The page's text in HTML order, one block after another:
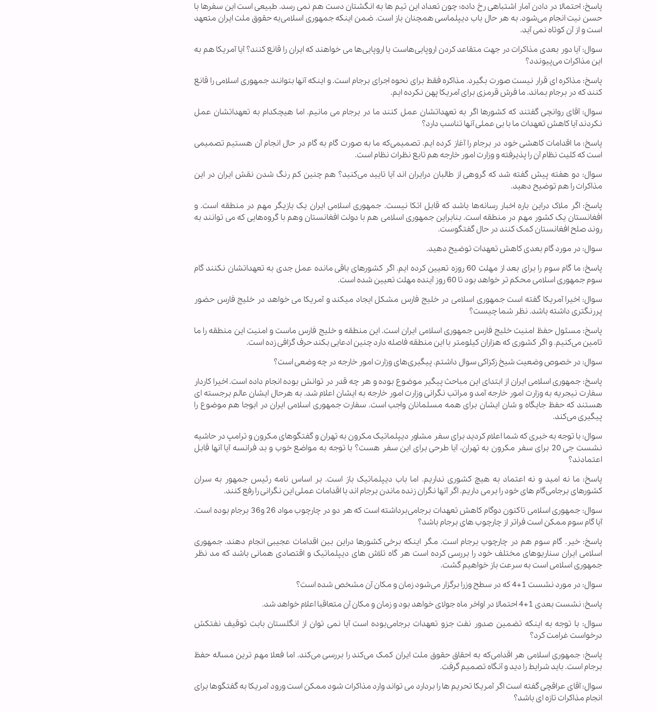
پاسخ: احتمالا در دادن آمار اشتباهی رخ داده؛ چون تعداد این تیم ها به انگشتان دست هم نمی رسد. طبیعی است این سفرها با
حسن نیت انجام می‌شود. به هر حال باب دیپلماسی همچنان باز است. ضمن اینکه جمهوری اسلامی‌به حقوق ملت ایران متعهد
است و از آن کوتاه نمی آید.
سوال: آیا دور بعدی مذاکرات در جهت متقاعد کردن اروپایی‌هاست یا اروپایی‌ها می خواهند که ایران را قانع کنند؟ آیا آمریکا هم به
این مذاکرات می‌پیوندد؟
پاسخ: مذاکره ای قرار نیست صورت بگیرد. مذاکره فقط برای نحوه اجرای برجام است. و اینکه آنها بتوانند جمهوری اسلامی را قانع
کنند که در برجام بماند. ما فرش قرمزی برای آمریکا پهن نکرده ایم.
سوال: آقای روانچی گفتند که کشورها اگر به تعهداتشان عمل کنند ما در برجام می مانیم. اما هیچکدام به تعهداتشان عمل
نکردند آیا کاهش تعهدات ما با بی عملی آنها تناسب دارد؟
پاسخ: ما اقدامات کاهشی خود در برجام را آغاز کرده ایم. تصمیمی‌که ما به صورت گام به گام در حال انجام آن هستیم تصمیمی
است که کلیت نظام آن را پذیرفته و وزارت امور خارجه هم تابع نظرات نظام است.
سوال: دو هفته پیش گفته شد که گروهی از طالبان درایران اند آیا تایید می‌کنید؟ هم چنین کم رنگ شدن نقش ایران در این
مذاکرات را هم توضیح دهید.
پاسخ: اگر ملاک دراین باره اخبار رسانه‌ها باشد که قابل اتکا نیست. جمهوری اسلامی ایران یک بازیگر مهم در منطقه است. و
افغانستان یک کشور مهم در منطقه است. بنابراین جمهوری اسلامی هم با دولت افغانستان وهم با گروه‌هایی که می توانند به
روند صلح افغانستان کمک کنند در حال گفتگوست.
سوال: در مورد گام بعدی کاهش تعهدات توضیح دهید.
پاسخ: ما گام سوم را برای بعد از مهلت 60 روزه تعیین کرده ایم. اگر کشورهای باقی مانده عمل جدی به تعهداتشان نکنند گام
سوم جمهوری اسلامی محکم تر خواهد بود تا 60 روز آینده مهلت تعیین شده است.
سوال: اخیرا آمریکا گفته است جمهوری اسلامی در خلیج فارس مشکل ایجاد میکند و آمریکا می خواهد در خلیج فارس حضور
پررنگتری داشته باشد. نظر شما چیست؟
پاسخ: مسئول حفظ امنیت خلیج فارس جمهوری اسلامی ایران است. این منطقه و خلیج فارس ماست و امنیت این منطقه را ما
تامین می‌کنیم. و اگر کشوری که هزاران کیلومتر با این منطقه فاصله دارد چنین ادعایی بکند حرف گزافی زده است.
سوال: در خصوص وضعیت شیخ زکزاکی سوال داشتم. پیگیری‌های وزارت امور خارجه در چه وضعی است؟
پاسخ: جمهوری اسلامی ایران از ابتدای این مباحث پیگیر موضوع بوده و هر چه قدر در توانش بوده انجام داده است. اخیرا کاردار
سفارت نیجریه به وزارت امور خارجه آمد و مراتب نگرانی وزارت امور خارجه به ایشان اعلام شد. به هرحال ایشان عالم برجسته ای
هستند که حفظ جایگاه و شان ایشان برای همه مسلمانان واجب است. سفارت جمهوری اسلامی ایران در ابوجا هم موضوع را
پیگیری می‌کند.
سوال: با توجه به خبری که شما اعلام کردید برای سفر مشاور دیپلماتیک مکرون به تهران و گفتگوهای مکرون و ترامپ در حاشیه
نشست جی 20 برای سفر مکرون به تهران، آیا طرحی برای این سفر هست؟ با توجه به مواضع خوب و بد فرانسه آیا آنها قابل
اعتمادند؟
پاسخ: ما نه امید و نه اعتماد به هیچ کشوری نداریم. اما باب دیپلماتیک باز است. بر اساس نامه رئیس جمهور به سران
کشورهای برجامی‌گام های خود را برمی داریم. اگر آنها نگران زنده ماندن برجام اند با اقدامات عملی این نگرانی را رفع کنند.
سوال: جمهوری اسلامی تاکنون دوگام کاهش تعهدات برجامی‌برداشته است که هر دو در چارچوب مواد 26 و36 برجام بوده است.
آیا گام سوم ممکن است فراتر از چارچوب های برجام باشد؟
پاسخ: خیر. گام سوم هم در چارچوب برجام است. مگر اینکه برخی کشورها دراین بین اقدامات عجیبی انجام دهند. جمهوری
اسلامی ایران سناریوهای مختلف خود را بررسی کرده است هر گاه تلاش های دیپلماتیک و اقتصادی همانی باشد که مد نظر
جمهوری اسلامی است به سرعت باز خواهیم گشت.
سوال: در مورد نشست 1+4 که در سطح وزرا برگزار می‌شود زمان و مکان آن مشخص شده است؟
پاسخ: نشست بعدی 1+4 احتمالا در اواخر ماه جولای خواهد بود و زمان و مکان آن متعاقبا اعلام خواهد شد.
سوال: با توجه به اینکه تضمین صدور نفت جزو تعهدات برجامی‌بوده است آیا نمی توان از انگلستان بابت توقیف نفتکش
درخواست غرامت کرد؟
پاسخ: جمهوری اسلامی هر اقدامی‌که به احقاق حقوق ملت ایران کمک می‌کند را بررسی می‌کند. اما فعلا مهم ترین مساله حفظ
برجام است. باید شرایط را دید و آنگاه تصمیم گرفت.
سوال: آقای عراقچی گفته است اگر آمریکا تحریم ها را بردارد می تواند وارد مذاکرات شود ممکن است ورود آمریکا به گفتگوها برای
انجام مذاکرات تازه ای باشد؟